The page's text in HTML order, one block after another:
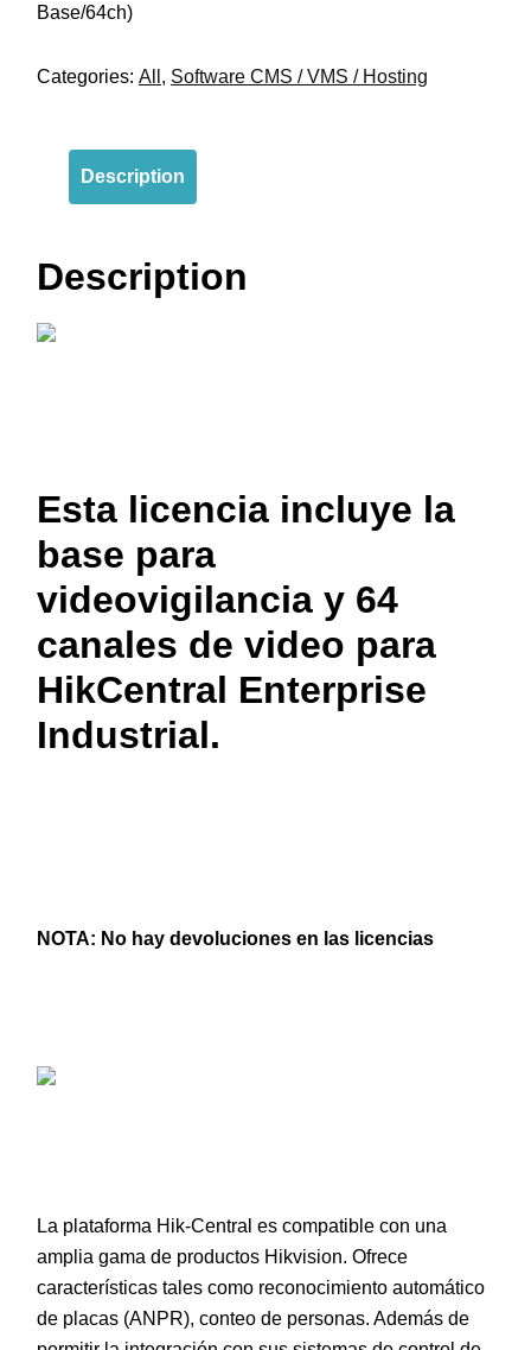
Base/64ch)
Categories: All , Software CMS / VMS / Hosting
Description
Description
Esta licencia incluye la
base para
videovigilancia y 64
canales de video para
HikCentral Enterprise
Industrial.
NOTA: No hay devoluciones en las licencias
La plataforma Hik-Central es compatible con una
amplia gama de productos Hikvision. Ofrece
características tales como reconocimiento automático
de placas (ANPR), conteo de personas. Además de